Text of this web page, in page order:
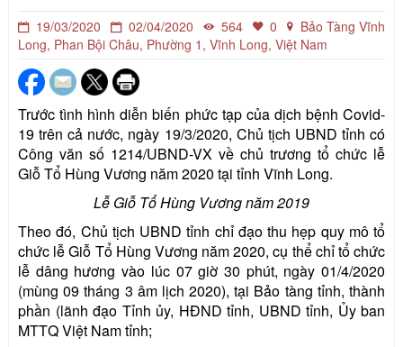
19/03/2020 02/04/2020 564 0
Bảo Tàng Vĩnh
Long, Phan Bội Châu, Phường 1, Vĩnh Long, Việt Nam
Trước tình hình diễn biến phức tạp của dịch bệnh Covid-
19 trên cả nước, ngày 19/3/2020, Chủ tịch UBND tỉnh có
Công văn số 1214/UBND-VX về chủ trương tổ chức lễ
Giỗ Tổ Hùng Vương năm 2020 tại tỉnh Vĩnh Long.
Lễ Giỗ Tổ Hùng Vương năm 2019
Theo đó, Chủ tịch UBND tỉnh chỉ đạo thu hẹp quy mô tổ
chức lễ Giỗ Tổ Hùng Vương năm 2020, cụ thể chỉ tổ chức
lễ dâng hương vào lúc 07 giờ 30 phút, ngày 01/4/2020
(mùng 09 tháng 3 âm lịch 2020), tại Bảo tàng tỉnh, thành
phần (lãnh đạo Tỉnh ủy, HĐND tỉnh, UBND tỉnh, Ủy ban
MTTQ Việt Nam tỉnh;